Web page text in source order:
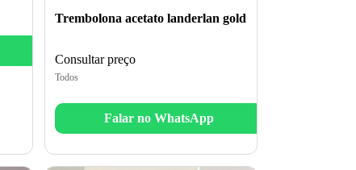
Trembolona acetato landerlan gold
Consultar preço
Todos
Falar no WhatsApp